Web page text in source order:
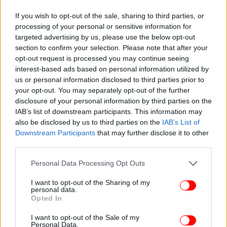
If you wish to opt-out of the sale, sharing to third parties, or
processing of your personal or sensitive information for
targeted advertising by us, please use the below opt-out
section to confirm your selection. Please note that after your
opt-out request is processed you may continue seeing
interest-based ads based on personal information utilized by
us or personal information disclosed to third parties prior to
your opt-out. You may separately opt-out of the further
disclosure of your personal information by third parties on the
IAB’s list of downstream participants. This information may
also be disclosed by us to third parties on the IAB’s List of
Downstream Participants that may further disclose it to other
Please note that this website/app uses one or more Google
not limited to your visit or usage behaviour. You may click to
grant or deny consent to Google and its third-party tags to
use your data for below specified purposes in below Google
consent section.
Personal Data Processing Opt Outs
I want to opt-out of the Sharing of my
personal data.
Opted In
I want to opt-out of the Sale of my
Personal Data.
προσαγωγές
Η Συρία στη μετά Άσαντ εποχή: Οι κερδισμένοι, οι
χαμένοι και ο ρόλος του Αλ Τζουλάνι -Ο Κ. Φίλης εξηγεί
στο iefimerida